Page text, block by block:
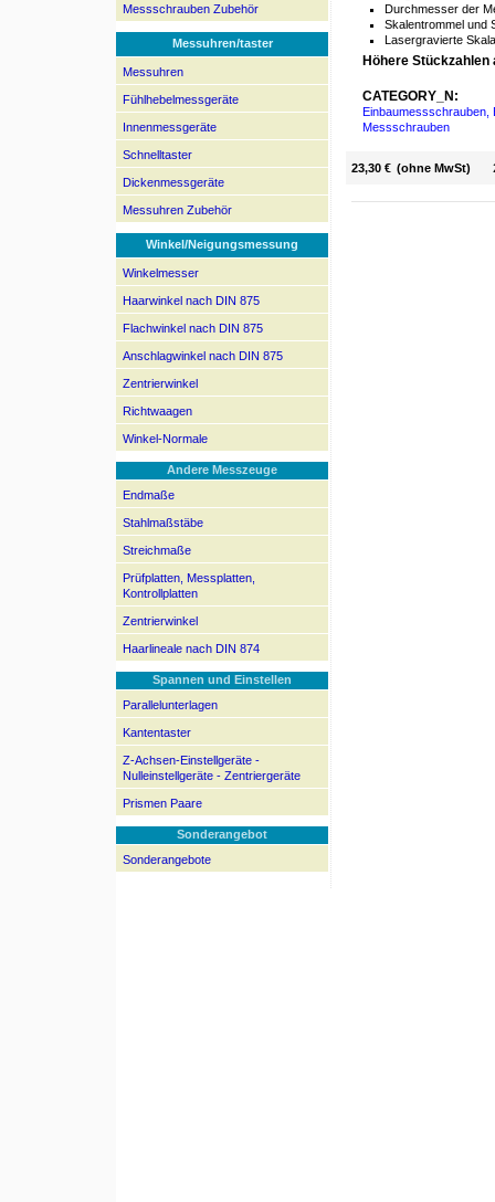
Messschrauben Zubehör
Messuhren/taster
Messuhren
Fühlhebelmessgeräte
Innenmessgeräte
Schnelltaster
Dickenmessgeräte
Messuhren Zubehör
Winkel/Neigungsmessung
Winkelmesser
Haarwinkel nach DIN 875
Flachwinkel nach DIN 875
Anschlagwinkel nach DIN 875
Zentrierwinkel
Richtwaagen
Winkel-Normale
Andere Messzeuge
Endmaße
Stahlmaßstäbe
Streichmaße
Prüfplatten, Messplatten,
Kontrollplatten
Zentrierwinkel
Haarlineale nach DIN 874
Spannen und Einstellen
Parallelunterlagen
Kantentaster
Z-Achsen-Einstellgeräte -
Nulleinstellgeräte - Zentriergeräte
Prismen Paare
Sonderangebot
Sonderangebote
Durchmesser der
Skalentrommel und
Lasergravierte Skala
Höhere Stückzahlen
CATEGORY_N:
Einbaumessschrauben,
Messschrauben
23,30 € (ohne MwSt)